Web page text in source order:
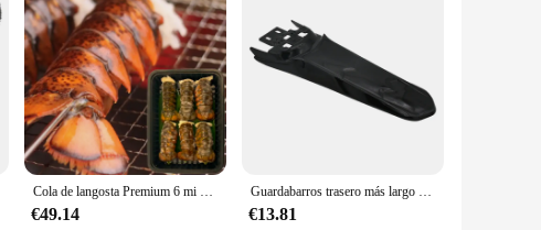
Cola de langosta Premium 6 mi 110-120g 4 onzas, cola de estrella de langosta acicalada para regalo, comida de camping
€49.14
Guardabarros trasero más largo extendido modificado para SurRon Light Bee S y Light Bee X Universal Extra largo Dirt Pit guardabarros trasero
€13.81